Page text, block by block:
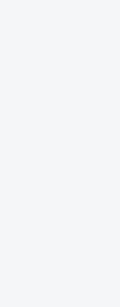
qui permet déjà d’investir
meilleures conditions. Ce
épargnants de se
investies, sans avoir à
: une
d’une prime de 100 euros
Placement-direct